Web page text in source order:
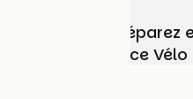
Choisissez,
vélo avec France